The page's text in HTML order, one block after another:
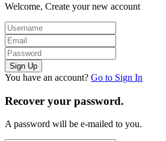
Welcome, Create your new account
You have an account? Go to Sign In
Recover your password.
A password will be e-mailed to you.